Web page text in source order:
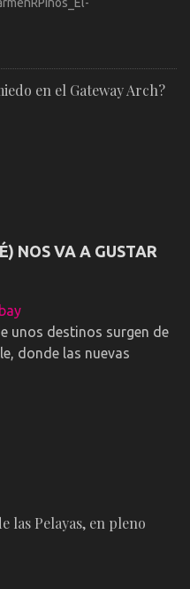
en el Gateway Arch?
NOS VA A GUSTAR
unos destinos surgen de
donde las nuevas
las Pelayas, en pleno